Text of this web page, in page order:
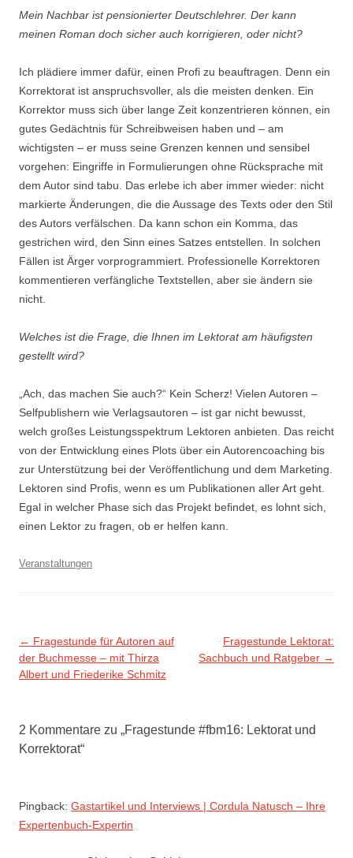
Mein Nachbar ist pensionierter Deutschlehrer. Der kann
meinen Roman doch sicher auch korrigieren, oder nicht?
Ich plädiere immer dafür, einen Profi zu beauftragen. Denn ein
Korrektorat ist anspruchsvoller, als die meisten denken. Ein
Korrektor muss sich über lange Zeit konzentrieren können, ein
gutes Gedächtnis für Schreibweisen haben und – am
wichtigsten – er muss seine Grenzen kennen und sensibel
vorgehen: Eingriffe in Formulierungen ohne Rücksprache mit
dem Autor sind tabu. Das erlebe ich aber immer wieder: nicht
markierte Änderungen, die die Aussage des Texts oder den Stil
des Autors verfälschen. Da kann schon ein Komma, das
gestrichen wird, den Sinn eines Satzes entstellen. In solchen
Fällen ist Ärger vorprogrammiert. Professionelle Korrektoren
kommentieren verfängliche Textstellen, aber sie ändern sie
nicht.
Welches ist die Frage, die Ihnen im Lektorat am häufigsten
gestellt wird?
„Ach, das machen Sie auch?“ Kein Scherz! Vielen Autoren –
Selfpublishern wie Verlagsautoren – ist gar nicht bewusst,
welch großes Leistungsspektrum Lektoren anbieten. Das reicht
von der Entwicklung eines Plots über ein Autorencoaching bis
zur Unterstützung bei der Veröffentlichung und dem Marketing.
Lektoren sind Profis, wenn es um Publikationen aller Art geht.
Egal in welcher Phase sich das Projekt befindet, es lohnt sich,
einen Lektor zu fragen, ob er helfen kann.
Veranstaltungen
Beitragsnavigation
← Fragestunde für Autoren auf
der Buchmesse – mit Thirza
Albert und Friederike Schmitz
Fragestunde Lektorat:
Sachbuch und Ratgeber →
2 Kommentare zu „Fragestunde #fbm16: Lektorat und
Korrektorat“
Pingback: Gastartikel und Interviews | Cordula Natusch – Ihre
Expertenbuch-Expertin